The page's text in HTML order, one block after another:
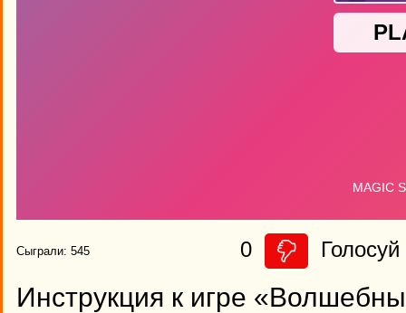
Сыграли: 545 0 Голосуй
Инструкция к игре